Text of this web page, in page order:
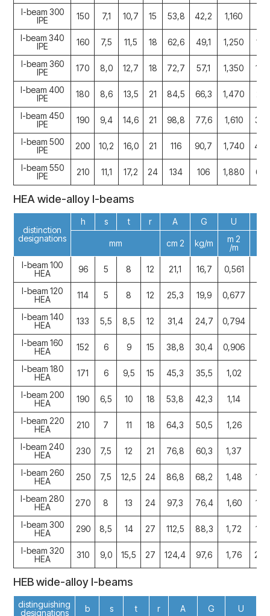
I-beam 300
IPE
150 7,1 10,7 15 53,8 42,2 1,160
I-beam 340
IPE
160 7,5 11,5 18 62,6 49,1 1,250
I-beam 360
IPE
170 8,0 12,7 18 72,7 57,1 1,350
I-beam 400
IPE
180 8,6 13,5 21 84,5 66,3 1,470
I-beam 450
IPE
190 9,4 14,6 21 98,8 77,6 1,610
I-beam 500
IPE
200 10,2 16,0 21 116 90,7 1,740
I-beam 550
IPE
210 11,1 17,2 24 134 106 1,880
HEA wide-alloy I-beams
distinction
designations
h s t r A G U
mm cm 2 kg/m
m 2
/m
I-beam 100
HEA
96 5 8 12 21,1 16,7 0,561
I-beam 120
HEA
114 5 8 12 25,3 19,9 0,677
I-beam 140
HEA
133 5,5 8,5 12 31,4 24,7 0,794
I-beam 160
HEA
152 6 9 15 38,8 30,4 0,906
I-beam 180
HEA
171 6 9,5 15 45,3 35,5 1,02
I-beam 200
HEA
190 6,5 10 18 53,8 42,3 1,14
I-beam 220
HEA
210 7 11 18 64,3 50,5 1,26
I-beam 240
HEA
230 7,5 12 21 76,8 60,3 1,37
I-beam 260
HEA
250 7,5 12,5 24 86,8 68,2 1,48
I-beam 280
HEA
270 8 13 24 97,3 76,4 1,60
I-beam 300
HEA
290 8,5 14 27 112,5 88,3 1,72
I-beam 320
HEA
310 9,0 15,5 27 124,4 97,6 1,76
HEB wide-alloy I-beams
distinguishing
designations
b s t r A G U